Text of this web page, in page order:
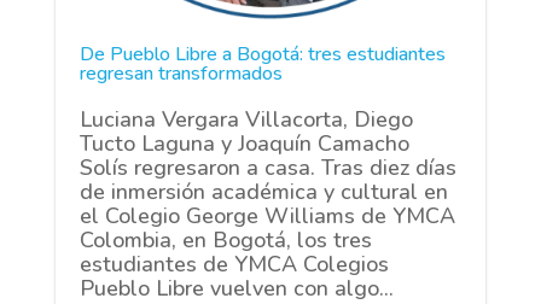
De Pueblo Libre a Bogotá: tres estudiantes
regresan transformados
Luciana Vergara Villacorta, Diego
Tucto Laguna y Joaquín Camacho
Solís regresaron a casa. Tras diez días
de inmersión académica y cultural en
el Colegio George Williams de YMCA
Colombia, en Bogotá, los tres
estudiantes de YMCA Colegios
Pueblo Libre vuelven con algo...